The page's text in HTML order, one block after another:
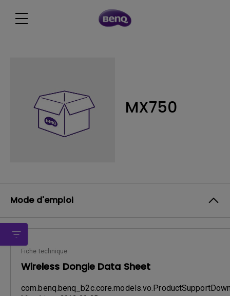
MX750
Mode d'emploi
Fiche technique
Wireless Dongle Data Sheet